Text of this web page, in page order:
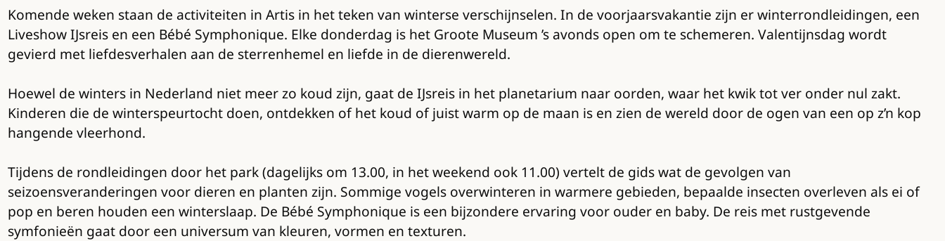
Komende weken staan de activiteiten in Artis in het teken van winterse verschijnselen. In de voorjaarsvakantie zijn er winterrondleidingen, een
Liveshow IJsreis en een Bébé Symphonique. Elke donderdag is het Groote Museum ’s avonds open om te schemeren. Valentijnsdag wordt
gevierd met liefdesverhalen aan de sterrenhemel en liefde in de dierenwereld.
Hoewel de winters in Nederland niet meer zo koud zijn, gaat de IJsreis in het planetarium naar oorden, waar het kwik tot ver onder nul zakt.
Kinderen die de winterspeurtocht doen, ontdekken of het koud of juist warm op de maan is en zien de wereld door de ogen van een op z’n kop
hangende vleerhond.
Tijdens de rondleidingen door het park (dagelijks om 13.00, in het weekend ook 11.00) vertelt de gids wat de gevolgen van
seizoensveranderingen voor dieren en planten zijn. Sommige vogels overwinteren in warmere gebieden, bepaalde insecten overleven als ei of
pop en beren houden een winterslaap. De Bébé Symphonique is een bijzondere ervaring voor ouder en baby. De reis met rustgevende
symfonieën gaat door een universum van kleuren, vormen en texturen.